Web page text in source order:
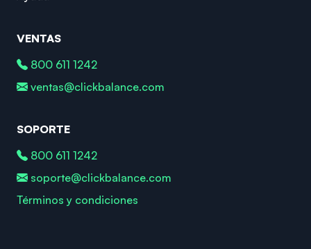
VENTAS
800 611 1242
ventas@clickbalance.com
SOPORTE
800 611 1242
soporte@clickbalance.com
Términos y condiciones